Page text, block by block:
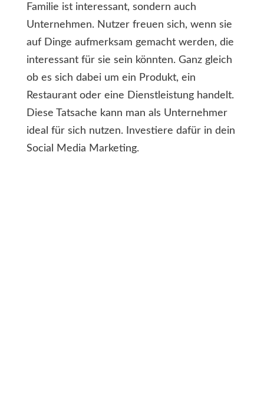
Familie ist interessant, sondern auch
Unternehmen. Nutzer freuen sich, wenn sie
auf Dinge aufmerksam gemacht werden, die
interessant für sie sein könnten. Ganz gleich
ob es sich dabei um ein Produkt, ein
Restaurant oder eine Dienstleistung handelt.
Diese Tatsache kann man als Unternehmer
ideal für sich nutzen. Investiere dafür in dein
Social Media Marketing.